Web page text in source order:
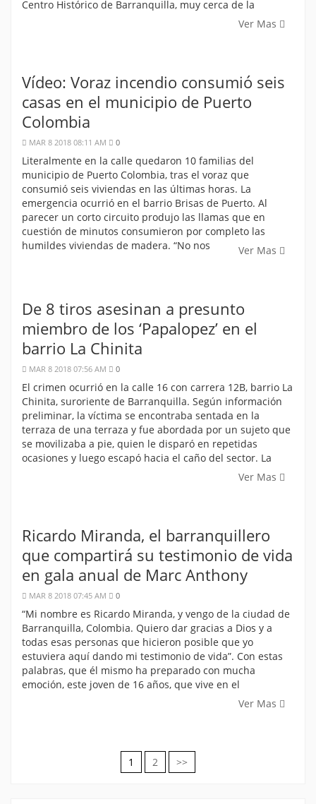
Centro Histórico de Barranquilla, muy cerca de la
Ver Mas
Vídeo: Voraz incendio consumió seis
casas en el municipio de Puerto
Colombia
MAR 8 2018 08:11 AM 0
Literalmente en la calle quedaron 10 familias del
municipio de Puerto Colombia, tras el voraz que
consumió seis viviendas en las últimas horas. La
emergencia ocurrió en el barrio Brisas de Puerto. Al
parecer un corto circuito produjo las llamas que en
cuestión de minutos consumieron por completo las
humildes viviendas de madera. “No nos
Ver Mas
De 8 tiros asesinan a presunto
miembro de los ‘Papalopez’ en el
barrio La Chinita
MAR 8 2018 07:56 AM 0
El crimen ocurrió en la calle 16 con carrera 12B, barrio La
Chinita, suroriente de Barranquilla. Según información
preliminar, la víctima se encontraba sentada en la
terraza de una terraza y fue abordada por un sujeto que
se movilizaba a pie, quien le disparó en repetidas
ocasiones y luego escapó hacia el caño del sector. La
Ver Mas
Ricardo Miranda, el barranquillero
que compartirá su testimonio de vida
en gala anual de Marc Anthony
MAR 8 2018 07:45 AM 0
“Mi nombre es Ricardo Miranda, y vengo de la ciudad de
Barranquilla, Colombia. Quiero dar gracias a Dios y a
todas esas personas que hicieron posible que yo
estuviera aquí dando mi testimonio de vida”. Con estas
palabras, que él mismo ha preparado con mucha
emoción, este joven de 16 años, que vive en el
Ver Mas
Navegación
1 2 >>